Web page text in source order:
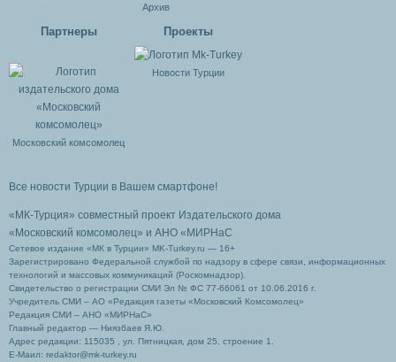
Архив
Партнеры
Московский комсомолец
Проекты
Новости Турции
Все новости Турции в Вашем смартфоне!
«МК-Турция» совместный проект Издательского дома
«Московский комсомолец» и АНО «МИРНаС
Сетевое издание «МК в Турции» MK-Turkey.ru — 16+
Зарегистрировано Федеральной службой по надзору в сфере связи, информационных
технологий и массовых коммуникаций (Роскомнадзор).
Свидетельство о регистрации СМИ Эл № ФС 77-66061 от 10.06.2016 г.
Учредитель СМИ – АО «Редакция газеты «Московский Комсомолец»
Редакция СМИ – АНО «МИРНаС»
Главный редактор — Ниязбаев Я.Ю.
Адрес редакции: 115035 , ул. Пятницкая, дом 25, строение 1.
Е-Маил: redaktor@mk-turkey.ru